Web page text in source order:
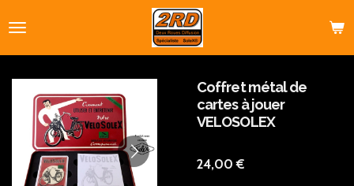
au
Coffret métal de
cartes à jouer
VELOSOLEX
24,00 €